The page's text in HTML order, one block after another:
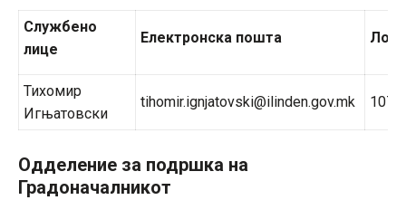
Службено
лице
Електронска пошта
Тихомир
Игњатовски
tihomir.ignjatovski@ilinden.gov.mk 107
Одделение за подршка на
Градоначалникот